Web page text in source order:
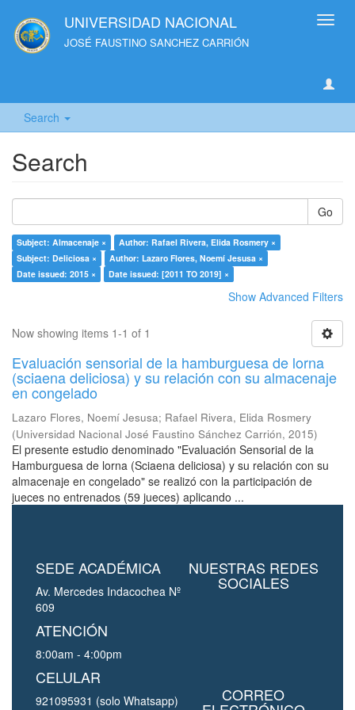
UNIVERSIDAD NACIONAL
JOSÉ FAUSTINO SANCHEZ CARRIÓN
Search
Search
Go
Subject: Almacenaje ×
Author: Rafael Rivera, Elida Rosmery ×
Subject: Deliciosa ×
Author: Lazaro Flores, Noemí Jesusa ×
Date issued: 2015 ×
Date issued: [2011 TO 2019] ×
Show Advanced Filters
Now showing items 1-1 of 1
Evaluación sensorial de la hamburguesa de lorna
(sciaena deliciosa) y su relación con su almacenaje
en congelado
Lazaro Flores, Noemí Jesusa; Rafael Rivera, Elida Rosmery
(Universidad Nacional José Faustino Sánchez Carrión, 2015)
El presente estudio denominado "Evaluación Sensorial de la
Hamburguesa de lorna (Sciaena deliciosa) y su relación con su
almacenaje en congelado" se realizó con la participación de
jueces no entrenados (59 jueces) aplicando ...
SEDE ACADÉMICA
Av. Mercedes Indacochea Nº
609
ATENCIÓN
8:00am - 4:00pm
CELULAR
921095931 (solo Whatsapp)
NUESTRAS REDES
SOCIALES
CORREO